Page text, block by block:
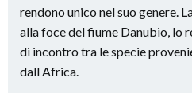
rendono unico nel suo genere.
alla foce del fiume Danubio, lo
di incontro tra le specie
dall Africa.